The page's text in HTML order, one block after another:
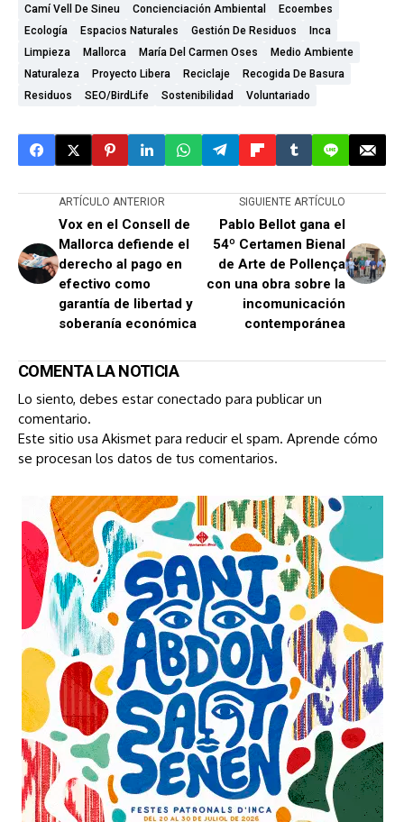
Camí Vell De Sineu Concienciación Ambiental
Ecoembes
Ecología
Espacios Naturales Gestión De Residuos
Inca
Limpieza
Mallorca María Del Carmen Oses
Medio Ambiente
Naturaleza
Proyecto Libera Reciclaje
Recogida De Basura
Residuos
SEO/BirdLife Sostenibilidad Voluntariado
ARTÍCULO ANTERIOR
Vox en el Consell de
Mallorca defiende el
derecho al pago en
efectivo como
garantía de libertad y
soberanía económica
SIGUIENTE ARTÍCULO
Pablo Bellot gana el
54º Certamen Bienal
de Arte de Pollença
con una obra sobre la
incomunicación
contemporánea
COMENTA LA NOTICIA
Lo siento, debes estar conectado para publicar un
comentario.
Este sitio usa Akismet para reducir el spam. Aprende cómo
se procesan los datos de tus comentarios.